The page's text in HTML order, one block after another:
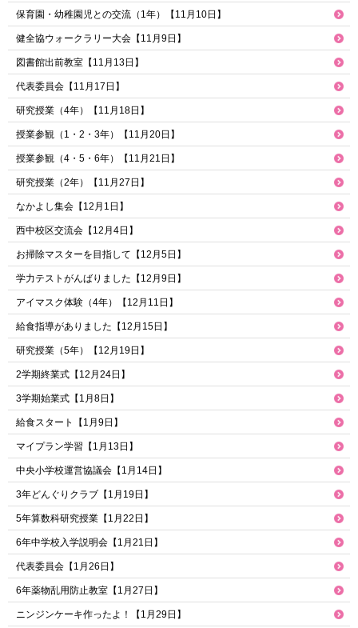
保育園・幼稚園児との交流（1年）【11月10日】
健全協ウォークラリー大会【11月9日】
図書館出前教室【11月13日】
代表委員会【11月17日】
研究授業（4年）【11月18日】
授業参観（1・2・3年）【11月20日】
授業参観（4・5・6年）【11月21日】
研究授業（2年）【11月27日】
なかよし集会【12月1日】
西中校区交流会【12月4日】
お掃除マスターを目指して【12月5日】
学力テストがんばりました【12月9日】
アイマスク体験（4年）【12月11日】
給食指導がありました【12月15日】
研究授業（5年）【12月19日】
2学期終業式【12月24日】
3学期始業式【1月8日】
給食スタート【1月9日】
マイプラン学習【1月13日】
中央小学校運営協議会【1月14日】
3年どんぐりクラブ【1月19日】
5年算数科研究授業【1月22日】
6年中学校入学説明会【1月21日】
代表委員会【1月26日】
6年薬物乱用防止教室【1月27日】
ニンジンケーキ作ったよ！【1月29日】